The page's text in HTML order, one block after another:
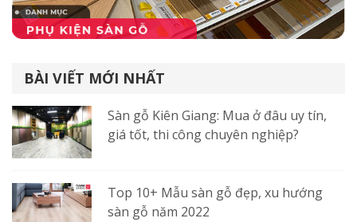
BÀI VIẾT MỚI NHẤT
Sàn gỗ Kiên Giang: Mua ở đâu uy tín,
giá tốt, thi công chuyên nghiệp?
Top 10+ Mẫu sàn gỗ đẹp, xu hướng
sàn gỗ năm 2022